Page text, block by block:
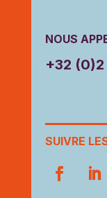
NOUS
+32 (0)2
SUIVRE